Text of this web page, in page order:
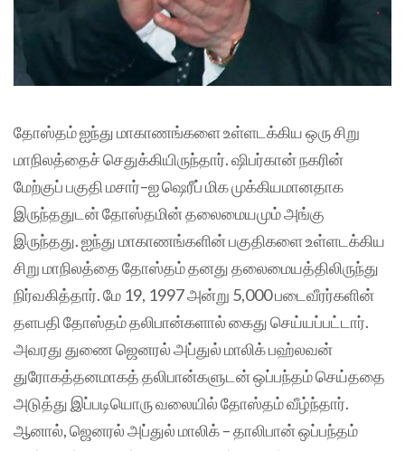
தோஸ்தம் ஐந்து மாகாணங்களை உள்ளடக்கிய ஒரு சிறு
மாநிலத்தைச் செதுக்கியிருந்தார். ஷிபர்கான் நகரின்
மேற்குப் பகுதி மசார்–ஐ ஷெரீப் மிக முக்கியமானதாக
இருந்ததுடன் தோஸ்தமின் தலைமையமும் அங்கு
இருந்தது. ஐந்து மாகாணங்களின் பகுதிகளை உள்ளடக்கிய
சிறு மாநிலத்தை தோஸ்தம் தனது தலைமையத்திலிருந்து
நிர்வகித்தார். மே 19, 1997 அன்று 5,000 படைவீரர்களின்
தளபதி தோஸ்தம் தலிபான்களால் கைது செய்யப்பட்டார்.
அவரது துணை ஜெனரல் அப்துல் மாலிக் பஹ்லவன்
துரோகத்தனமாகத் தலிபான்களுடன் ஒப்பந்தம் செய்ததை
அடுத்து இப்படியொரு வலையில் தோஸ்தம் வீழ்ந்தார்.
ஆனால், ஜெனரல் அப்துல் மாலிக் – தாலிபான் ஒப்பந்தம்